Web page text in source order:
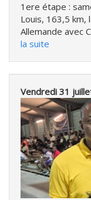
1ere étape :
Louis, 163,5 km,
Allemande avec
la suite
Vendredi 31